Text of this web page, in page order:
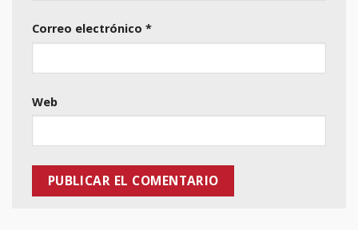
Correo electrónico *
Web